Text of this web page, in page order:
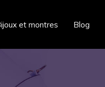
et montres Blog